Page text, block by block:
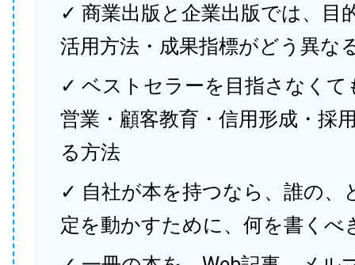
✓ 商業出版と企業出版では、目
活用方法・成果指標がどう異な
✓ ベストセラーを目指さなくて
営業・顧客教育・信用形成・採
る方法
✓ 自社が本を持つなら、誰の、
定を動かすために、何を書くべ